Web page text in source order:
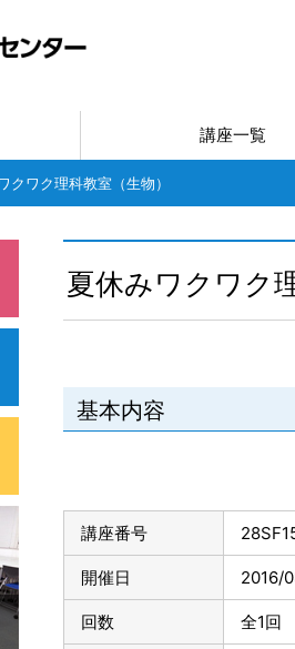
講座一覧
クワク理科教室（生物）
夏休みワクワク
基本内容
講座番号
開催日 2016/
回数 全1回